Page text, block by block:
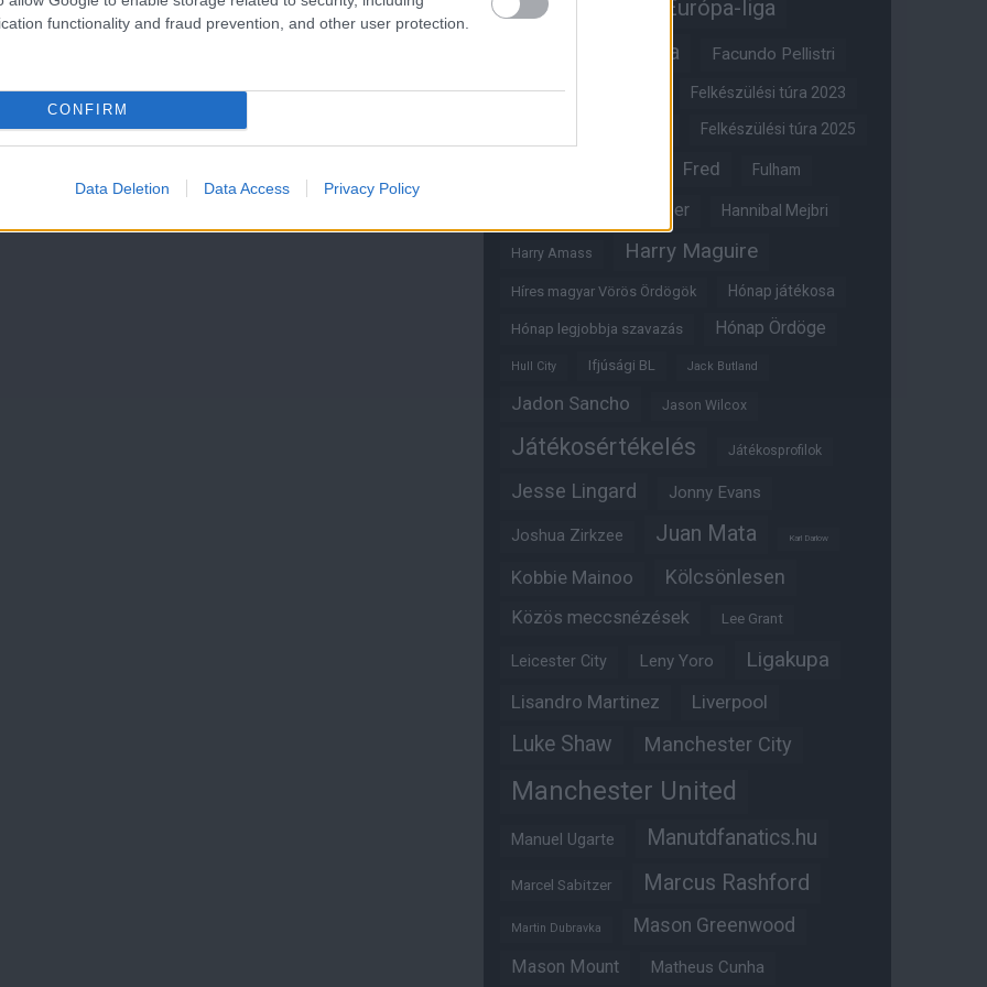
functionality and fraud prevention, and other user protection.
CONFIRM
Data Deletion Data Access Privacy Policy
Erik ten Hag Európa-liga
FA-kupa Facundo Pellistri
Felkészülési túra 2022 Felkészülési túra 2023
Felkészülési túra 2025
Fred Fulham
Glazer Hannibal Mejbri
Harry Amass Harry Maguire
Híres magyar Vörös Ördögök Hónap játékosa
Hónap legjobbja szavazás Hónap Ördöge
Hull City Ifjúsági BL Jack Butland
Jadon Sancho Jason Wilcox
Játékosértékelés Játékosprofilok
Jesse Lingard Jonny Evans
Joshua Zirkzee Juan Mata Karl Darlow
Kobbie Mainoo Kölcsönlesen
Közös meccsnézések Lee Grant
Leicester City Leny Yoro Ligakupa
Lisandro Martinez Liverpool
Luke Shaw Manchester City
Manchester United
Manuel Ugarte Manutdfanatics.hu
Marcel Sabitzer Marcus Rashford
Martin Dubravka Mason Greenwood
Mason Mount Matheus Cunha